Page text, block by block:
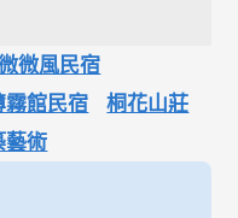
微風民宿
霧館民宿
桐花山莊
藝術